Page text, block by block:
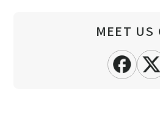
MEET US